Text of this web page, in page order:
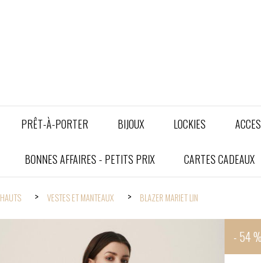
PRÊT-À-PORTER BIJOUX LOCKIES
BONNES AFFAIRES - PETITS PRIX CARTES CADEAUX
HAUTS VESTES ET MANTEAUX BLAZER MARIET LIN
- 54 %